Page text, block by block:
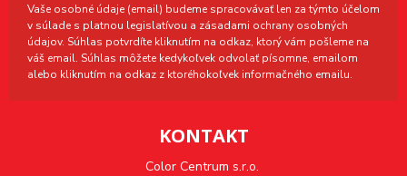
Vaše osobné údaje (email) budeme spracovávať len za týmto účelom
v súlade s platnou legislatívou a zásadami ochrany osobných
údajov. Súhlas potvrdíte kliknutím na odkaz, ktorý vám pošleme na
váš email. Súhlas môžete kedykoľvek odvolať písomne, emailom
alebo kliknutím na odkaz z ktoréhokoľvek informačného emailu.
KONTAKT
Color Centrum s.r.o.